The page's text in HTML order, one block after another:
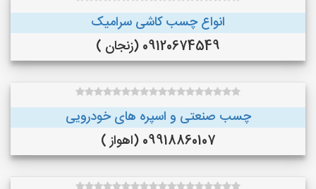
انواع چسب کاشی سرامیک
09120674549 (زنجان )
چسب صنعتی و اسپره های خودرویی
09918860107 (اهواز )